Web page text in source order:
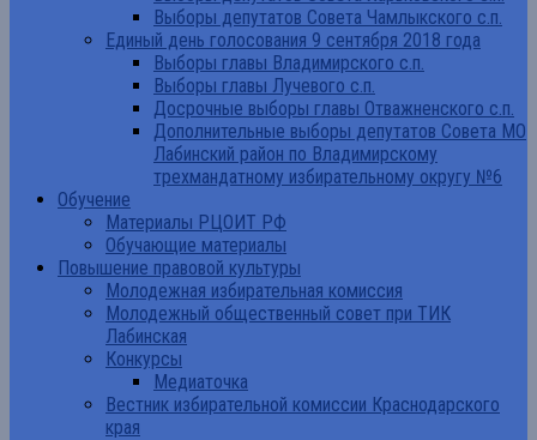
Выборы депутатов Совета Чамлыкского с.п.
Единый день голосования 9 сентября 2018 года
Выборы главы Владимирского с.п.
Выборы главы Лучевого с.п.
Досрочные выборы главы Отважненского с.п.
Дополнительные выборы депутатов Совета МО
Лабинский район по Владимирскому
трехмандатному избирательному округу №6
Обучение
Материалы РЦОИТ РФ
Обучающие материалы
Повышение правовой культуры
Молодежная избирательная комиссия
Молодежный общественный совет при ТИК
Лабинская
Конкурсы
Медиаточка
Вестник избирательной комиссии Краснодарского
края